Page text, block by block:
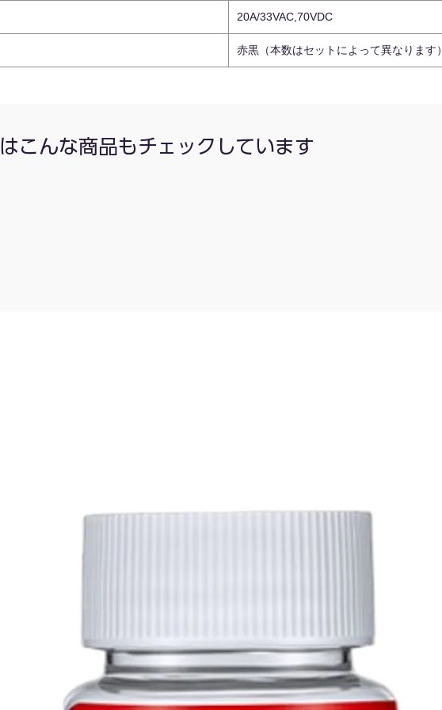
20A/33VAC,70VDC
赤黒（本数はセットによって異なります）
こんな商品もチェックしています